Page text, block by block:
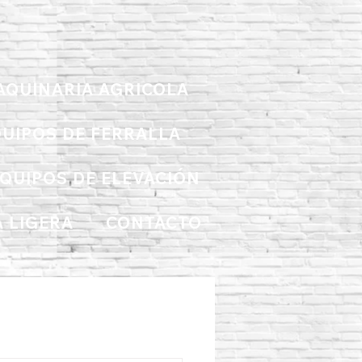
AGRICOLA
DE FERRALLA
DE ELEVACIÓN
LIGERA CONTACTO